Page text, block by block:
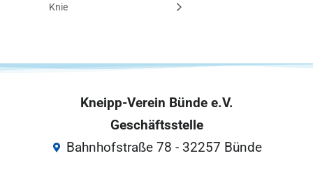
Knie
Kneipp-Verein Bünde e.V.
Geschäftsstelle
Bahnhofstraße 78 - 32257 Bünde